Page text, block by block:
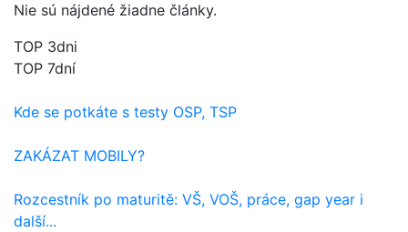
Nie sú nájdené žiadne články.
TOP 3dni
TOP 7dní
Kde se potkáte s testy OSP, TSP
ZAKÁZAT MOBILY?
Rozcestník po maturitě: VŠ, VOŠ, práce, gap year i
další...